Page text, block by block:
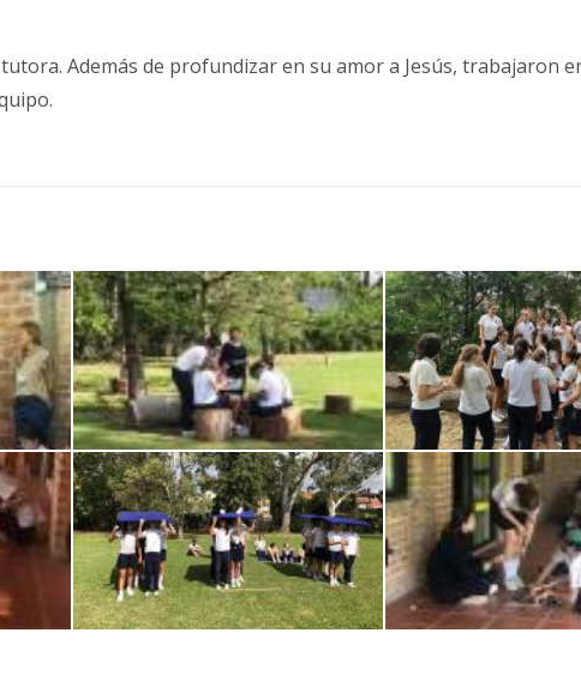
Además de profundizar en su amor a Jesús, trabajaron